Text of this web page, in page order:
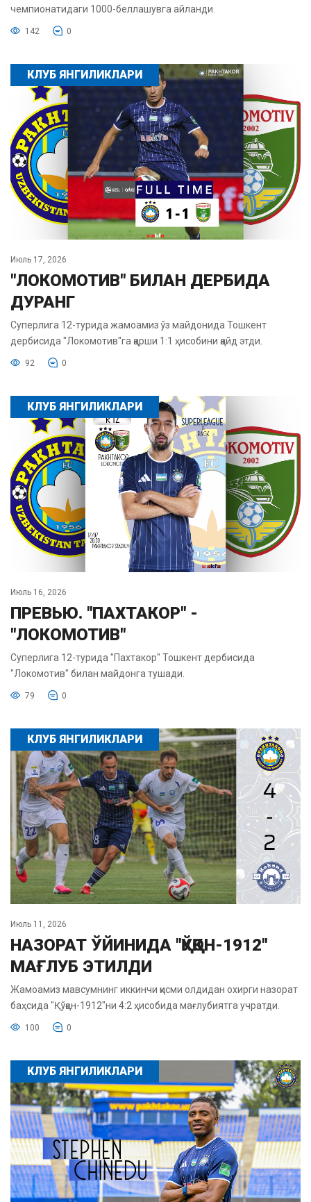
чемпионатидаги 1000-беллашувга айланди.
142 0
КЛУБ ЯНГИЛИКЛАРИ
Июль 17, 2026
"ЛОКОМОТИВ" БИЛАН ДЕРБИДА
ДУРАНГ
Суперлига 12-турида жамоамиз ўз майдонида Тошкент
дербисида "Локомотив"га қарши 1:1 ҳисобини қайд этди.
92 0
КЛУБ ЯНГИЛИКЛАРИ
Июль 16, 2026
ПРЕВЬЮ. "ПАХТАКОР" -
"ЛОКОМОТИВ"
Суперлига 12-турида "Пахтакор" Тошкент дербисида
"Локомотив" билан майдонга тушади.
79 0
КЛУБ ЯНГИЛИКЛАРИ
Июль 11, 2026
НАЗОРАТ ЎЙИНИДА "ҚЎҚОН-1912"
МАҒЛУБ ЭТИЛДИ
Жамоамиз мавсумнинг иккинчи қисми олдидан охирги назорат
баҳсида "Қўқон-1912"ни 4:2 ҳисобида мағлубиятга учратди.
100 0
КЛУБ ЯНГИЛИКЛАРИ